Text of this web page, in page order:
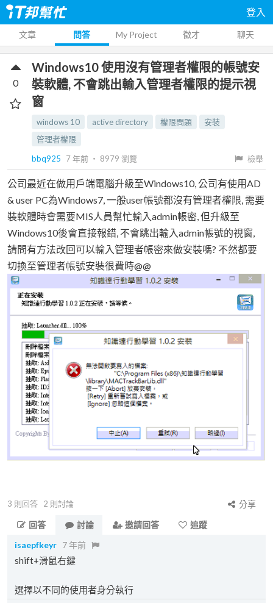
登入
文章 問答 My Project 徵才 聊天
Windows10 使用沒有管理者權限的帳號安
裝軟體, 不會跳出輸入管理者權限的提示視
窗
windows 10 active directory 權限問題
安裝
管理者權限
bbq925
7 年前 ‧ 8979 瀏覽 檢舉
0
公司最近在做用戶端電腦升級至Windows10, 公司有使用AD
& user PC為Windows7, 一般user帳號都沒有管理者權限, 需要
裝軟體時會需要MIS人員幫忙輸入admin帳密, 但升級至
Windows10後會直接報錯, 不會跳出輸入admin帳號的視窗,
請問有方法改回可以輸入管理者帳密來做安裝嗎? 不然都要
切換至管理者帳號安裝很費時@@
3 則回答 2 則討論
分享
回答
討論 邀請回答
追蹤
isaepfkeyr 7 年前
shift+滑鼠右鍵
選擇以不同的使用者身分執行